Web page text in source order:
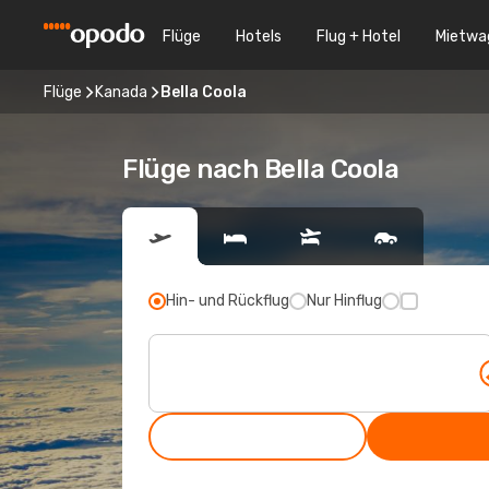
Flüge Hotels Flug + Hotel
Flüge Kanada Bella Coola
Flüge nach Bella Coola
Hin- und Rückflug Nur Hinflug